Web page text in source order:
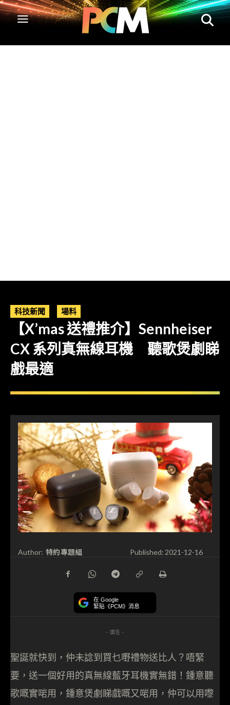
科技新聞 場料
【X’mas 送禮推介】Sennheiser
CX 系列真無線耳機 聽歌煲劇睇
戲最適
Author: 特約專題組 Published: 2021-12-16
在 Google
緊貼《PCM》消息
- 廣告 -
聖誕就快到，仲未諗到買乜嘢禮物送比人？唔緊
要，送一個好用的真無線藍牙耳機實無錯！鍾意聽
歌嘅實啱用，鍾意煲劇睇戲嘅又啱用，仲可以用嚟